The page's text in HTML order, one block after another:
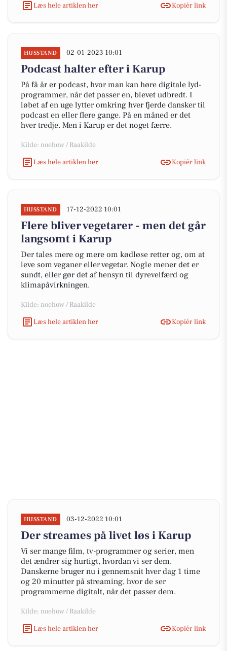
Læs hele artiklen her
Kopiér link
HUSSTAND 02-01-2023 10:01
Podcast halter efter i Karup
På få år er podcast, hvor man kan høre digitale lyd-
programmer, når det passer en, blevet udbredt. I
løbet af en uge lytter omkring hver fjerde dansker til
podcast en eller flere gange. På en måned er det
hver tredje. Men i Karup er det noget færre.
Kilde: noehow / Raakilde
Læs hele artiklen her
Kopiér link
HUSSTAND 17-12-2022 10:01
Flere bliver vegetarer - men det går
langsomt i Karup
Der tales mere og mere om kødløse retter og, om at
leve som veganer eller vegetar. Nogle mener det er
sundt, eller gør det af hensyn til dyrevelfærd og
klimapåvirkningen.
Kilde: noehow / Raakilde
Læs hele artiklen her
Kopiér link
HUSSTAND 03-12-2022 10:01
Der streames på livet løs i Karup
Vi ser mange film, tv-programmer og serier, men
det ændrer sig hurtigt, hvordan vi ser dem.
Danskerne bruger nu i gennemsnit hver dag 1 time
og 20 minutter på streaming, hvor de ser
programmerne digitalt, når det passer dem.
Kilde: noehow / Raakilde
Læs hele artiklen her
Kopiér link